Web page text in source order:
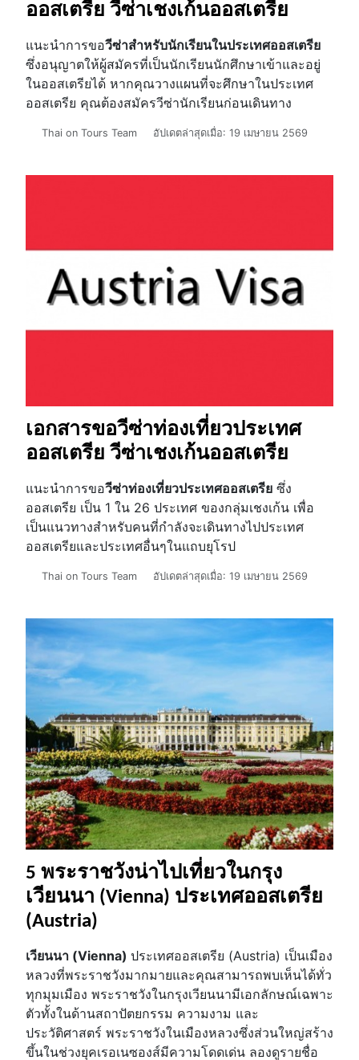
ออสเตรีย วีซ่าเชงเก้นออสเตรีย
แนะนำการขอวีซ่าสำหรับนักเรียนในประเทศออสเตรีย
ซึ่งอนุญาตให้ผู้สมัครที่เป็นนักเรียนนักศึกษาเข้าและอยู่
ในออสเตรียได้ หากคุณวางแผนที่จะศึกษาในประเทศ
ออสเตรีย คุณต้องสมัครวีซ่านักเรียนก่อนเดินทาง
รายละเอียด
Thai on Tours Team อัปเดตล่าสุดเมื่อ: 19 เมษายน 2569
เอกสารขอวีซ่าท่องเที่ยวประเทศ
ออสเตรีย วีซ่าเชงเก้นออสเตรีย
แนะนำการขอวีซ่าท่องเที่ยวประเทศออสเตรีย ซึ่ง
ออสเตรีย เป็น 1 ใน 26 ประเทศ ของกลุ่มเชงเก้น เพื่อ
เป็นแนวทางสำหรับคนที่กำลังจะเดินทางไปประเทศ
ออสเตรียและประเทศอื่นๆในแถบยุโรป
รายละเอียด
Thai on Tours Team อัปเดตล่าสุดเมื่อ: 19 เมษายน 2569
5 พระราชวังน่าไปเที่ยวในกรุง
เวียนนา (Vienna) ประเทศออสเตรีย
(Austria)
เวียนนา (Vienna) ประเทศออสเตรีย (Austria) เป็นเมือง
หลวงที่พระราชวังมากมายและคุณสามารถพบเห็นได้ทั่ว
ทุกมุมเมือง พระราชวังในกรุงเวียนนามีเอกลักษณ์เฉพาะ
ตัวทั้งในด้านสถาปัตยกรรม ความงาม และ
ประวัติศาสตร์ พระราชวังในเมืองหลวงซึ่งส่วนใหญ่สร้าง
ขึ้นในช่วงยุคเรอเนซองส์มีความโดดเด่น ลองดูรายชื่อ